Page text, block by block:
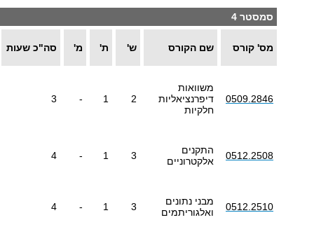
סמסטר 4
מס' קורס שם הקורס ש' ת' מ' סה"כ שעות
0509.2846
משוואות
דיפרנציאליות
חלקיות
2
1
-
3
0512.2508
התקנים
אלקטרוניים
3
1
-
4
0512.2510
מבני נתונים
ואלגוריתמים
3
1
-
4